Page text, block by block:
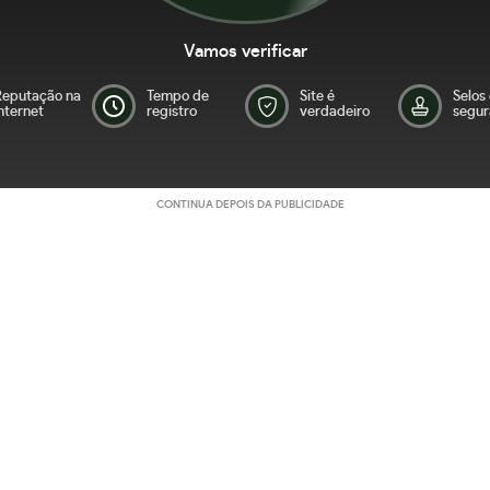
Vamos verificar
na
Tempo de
registro
Site é
verdadeiro
Selos
CONTINUA DEPOIS DA PUBLICIDADE